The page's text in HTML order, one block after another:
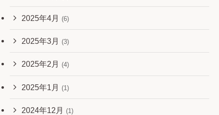
2025年4月 (6)
2025年3月 (3)
2025年2月 (4)
2025年1月 (1)
2024年12月 (1)